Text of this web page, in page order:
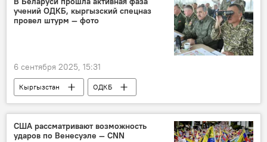
учений ОДКБ, кыргызский спецназ
провел штурм — фото
6 сентября 2025, 15:31
Кыргызстан
ОДКБ
Министерство обороны КР
учения
Беларусь
США рассматривают возможность
ударов по Венесуэле — CNN